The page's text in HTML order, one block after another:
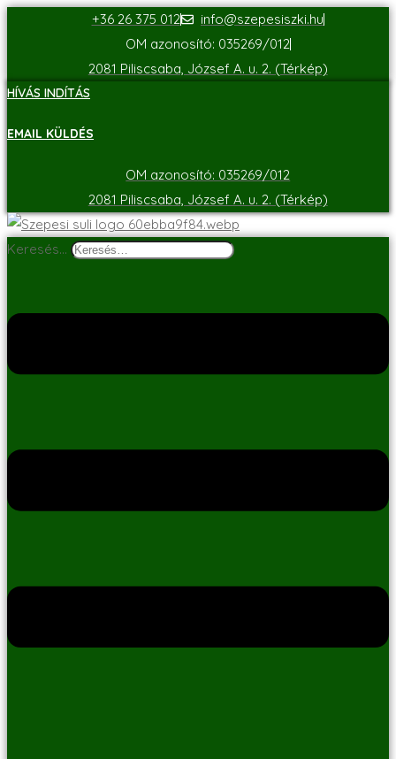
+36 26 375 012
info@szepesiszki.hu
OM azonosító: 035269/012
2081 Piliscsaba, József A. u. 2. (Térkép)
HÍVÁS INDÍTÁS
EMAIL KÜLDÉS
OM azonosító: 035269/012
2081 Piliscsaba, József A. u. 2. (Térkép)
Keresés…